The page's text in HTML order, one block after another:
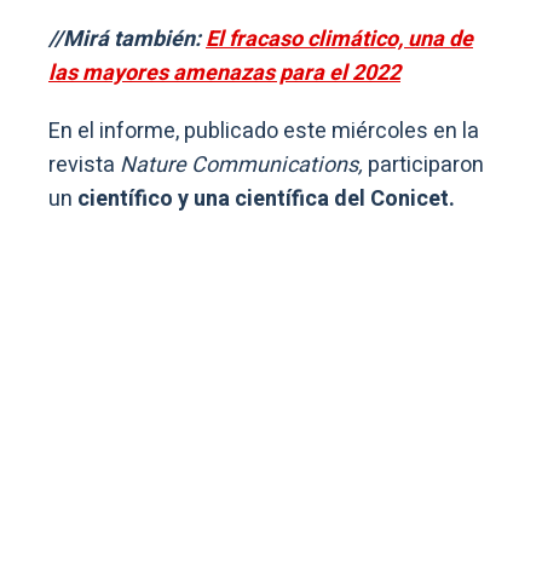
//Mirá también:El fracaso climático, una de
las mayores amenazas para el 2022
En el informe, publicado este miércoles en la
revista Nature Communications, participaron
un científico y una científica del Conicet.